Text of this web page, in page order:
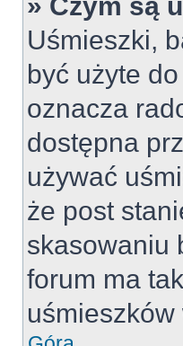
Uśmieszki,
być użyte
oznacza
dostępna
używać
że post
skasowaniu
forum ma
uśmieszków